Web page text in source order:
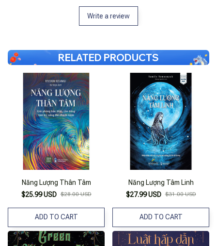
Write a review
RELATED PRODUCTS
Năng Lượng Thân Tâm
$25.99 USD $28.00 USD
ADD TO CART
Năng Lượng Tâm Linh
$27.99 USD $31.00 USD
ADD TO CART